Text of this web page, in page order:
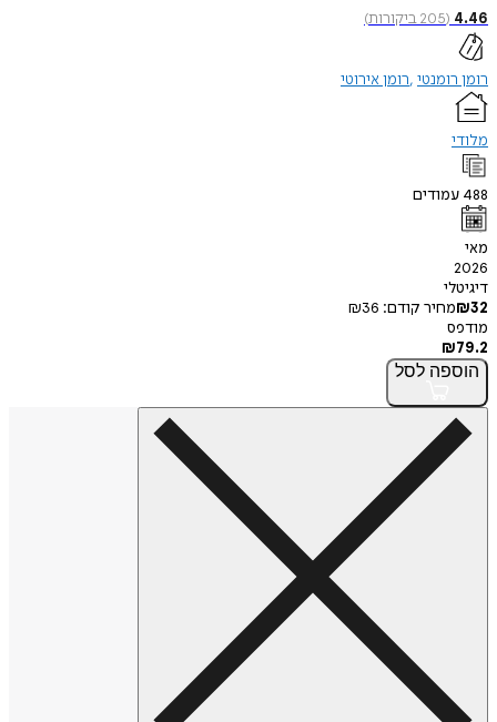
4.46
(
205ביקורות)
רומן רומנטי רומן אירוטי
מלודי
488 עמודים
מאי
2026
דיגיטלי
₪32 מחיר קודם: ₪36
מודפס
₪79.2
הוספה לסל